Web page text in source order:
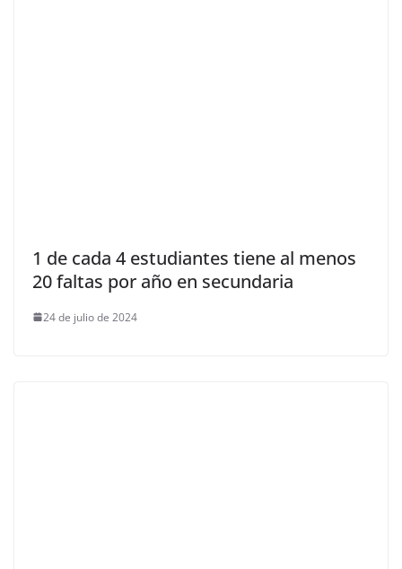
1 de cada 4 estudiantes tiene al menos
20 faltas por año en secundaria
24 de julio de 2024